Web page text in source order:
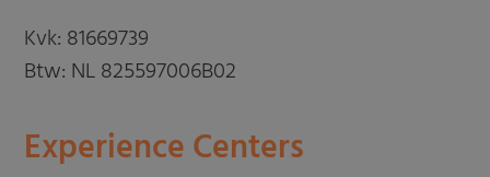
Kvk: 81669739
Btw: NL 825597006B02
Experience Centers